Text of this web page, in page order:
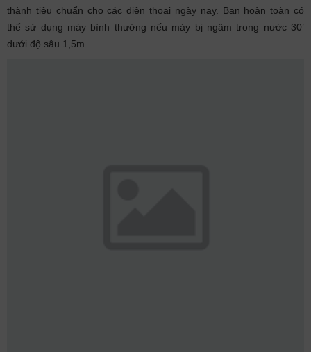
thành tiêu chuẩn cho các điện thoại ngày nay. Bạn hoàn toàn có
thể sử dụng máy bình thường nếu máy bị ngâm trong nước 30’
dưới độ sâu 1,5m.